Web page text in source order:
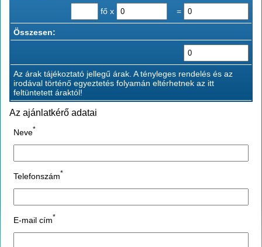
fő x =
Összesen:
Az árak tájékoztató jellegű árak. A tényleges rendelés és az
irodával történő egyeztetés folyamán eltérhetnek az itt
feltüntetett áraktól!
Az ajánlatkérő adatai
Neve*
Telefonszám*
E-mail cím*